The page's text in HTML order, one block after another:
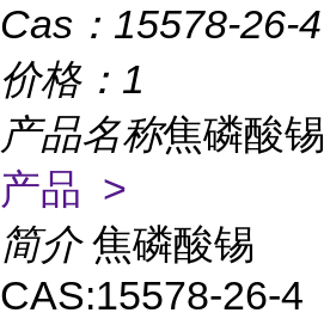
Cas： 15578-26-4
价格： 1
产品名称焦磷酸锡
产品 >
简介 焦磷酸锡
CAS:15578-26-4